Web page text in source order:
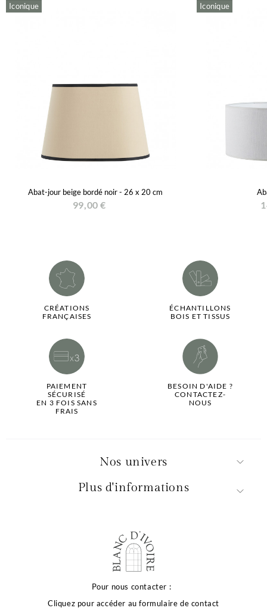
Iconique
Abat-jour beige bordé noir - 26 x 20 cm
99,00 €
Iconique
CRÉATIONS
FRANÇAISES
ÉCHANTILLONS
BOIS ET TISSUS
PAIEMENT
SÉCURISÉ
EN 3 FOIS SANS
FRAIS
BESOIN D'AIDE ?
CONTACTEZ-
NOUS
Nos univers
Pour nous contacter :
Cliquez pour accéder au formulaire de contact
Plus d'informations
qualité de votre
dépend